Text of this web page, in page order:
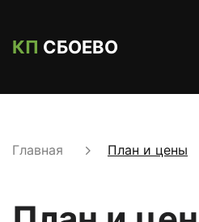
КП СБОЕВО
Главная План и цены